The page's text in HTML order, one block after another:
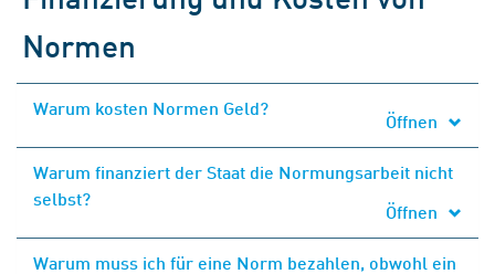
Normen
Warum kosten Normen Geld?
Öffnen
Warum finanziert der Staat die Normungsarbeit nicht
selbst?
Öffnen
Warum muss ich für eine Norm bezahlen, obwohl ein